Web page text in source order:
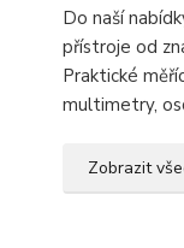
Do naší
přístroje od
Praktické
multimetry,
Zobrazit